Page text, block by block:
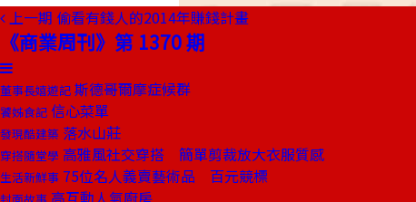
上一期 偷看有錢人的2014年賺錢計畫
《商業周刊》第 1370 期
董事長嬉遊記 斯德哥爾摩症候群
饕姊食記 信心菜單
發現酷建築 落水山莊
穿搭隨堂學 高雅風社交穿搭 簡單剪裁放大衣服質感
生活新鮮事 75位名人義賣藝術品 百元競標
高互動人氣廚房